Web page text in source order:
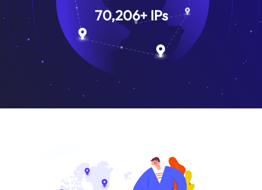
70,206+IPs